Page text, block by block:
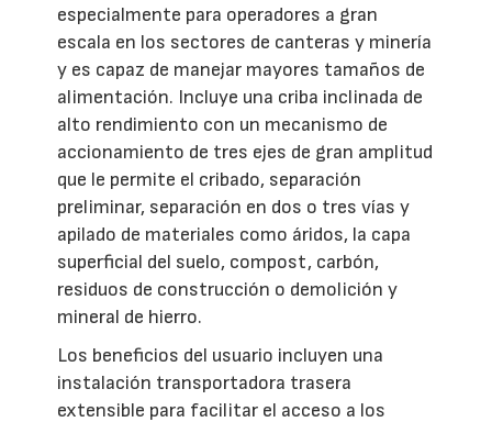
especialmente para operadores a gran
escala en los sectores de canteras y minería
y es capaz de manejar mayores tamaños de
alimentación. Incluye una criba inclinada de
alto rendimiento con un mecanismo de
accionamiento de tres ejes de gran amplitud
que le permite el cribado, separación
preliminar, separación en dos o tres vías y
apilado de materiales como áridos, la capa
superficial del suelo, compost, carbón,
residuos de construcción o demolición y
mineral de hierro.
Los beneficios del usuario incluyen una
instalación transportadora trasera
extensible para facilitar el acceso a los